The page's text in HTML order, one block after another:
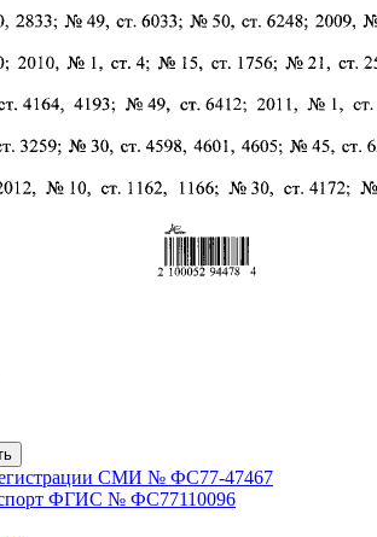
СМИ № ФС77-47467
ФГИС № ФС77110096